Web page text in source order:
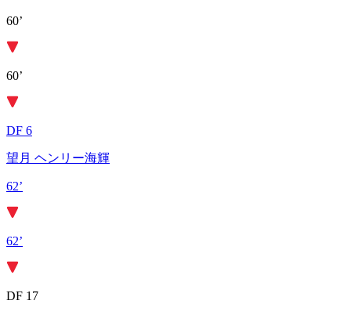
60’
60’
DF 6
望月 ヘンリー海輝
62’
62’
DF 17